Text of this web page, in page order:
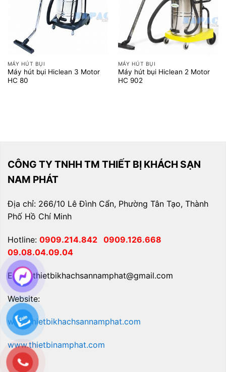
MÁY HÚT BỤI
Máy hút bụi Hiclean 3 Motor
HC 80
MÁY HÚT BỤI
Máy hút bụi Hiclean 2 Motor
HC 902
CÔNG TY TNHH TM THIẾT BỊ KHÁCH SẠN
NAM PHÁT
Địa chỉ: 266/10 Lê Đình Cẩn, Phường Tân Tạo, Thành
Phố Hồ Chí Minh
Hotline: 0909.214.842 0909.126.668
09.08.04.09.04
Email: thietbikhachsannamphat@gmail.com
Website:
www.thietbikhachsannamphat.com
www.thietbinamphat.com